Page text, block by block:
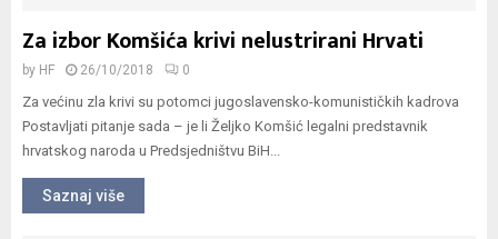
Za izbor Komšića krivi nelustrirani Hrvati
by HF 26/10/2018 0
Za većinu zla krivi su potomci jugoslavensko-komunističkih kadrova
Postavljati pitanje sada – je li Željko Komšić legalni predstavnik
hrvatskog naroda u Predsjedništvu BiH...
Saznaj više